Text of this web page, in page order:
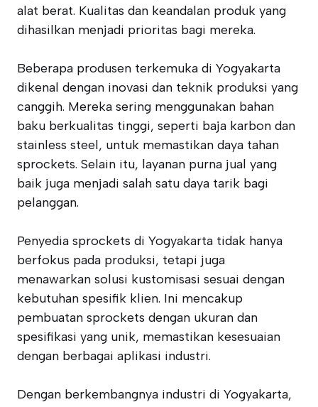
alat berat. Kualitas dan keandalan produk yang
dihasilkan menjadi prioritas bagi mereka.
Beberapa produsen terkemuka di Yogyakarta
dikenal dengan inovasi dan teknik produksi yang
canggih. Mereka sering menggunakan bahan
baku berkualitas tinggi, seperti baja karbon dan
stainless steel, untuk memastikan daya tahan
sprockets. Selain itu, layanan purna jual yang
baik juga menjadi salah satu daya tarik bagi
pelanggan.
Penyedia sprockets di Yogyakarta tidak hanya
berfokus pada produksi, tetapi juga
menawarkan solusi kustomisasi sesuai dengan
kebutuhan spesifik klien. Ini mencakup
pembuatan sprockets dengan ukuran dan
spesifikasi yang unik, memastikan kesesuaian
dengan berbagai aplikasi industri.
Dengan berkembangnya industri di Yogyakarta,